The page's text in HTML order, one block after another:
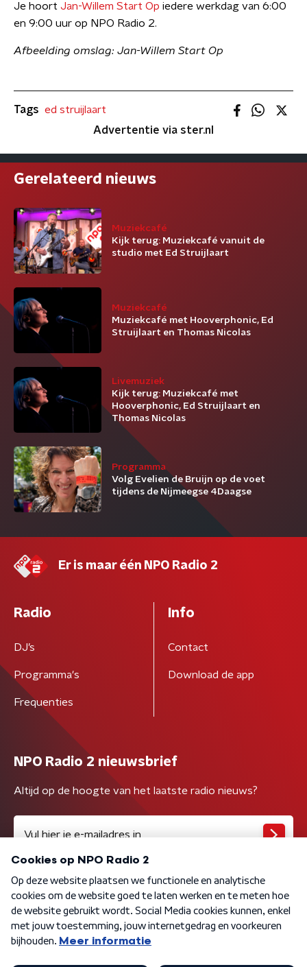
Je hoort Jan-Willem Start Op iedere werkdag van 6:00
en 9:00 uur op NPO Radio 2.
Afbeelding omslag: Jan-Willem Start Op
Tags ed struijlaart
Advertentie via ster.nl
Gerelateerd nieuws
Muziekcafé
Kijk terug: Muziekcafé vanuit de
studio met Ed Struijlaart
Muziekcafé
Muziekcafé met Hooverphonic, Ed
Struijlaart en Thomas Nicolas
Livemuziek
Kijk terug: Muziekcafé met
Hooverphonic, Ed Struijlaart en
Thomas Nicolas
Programma
Volg Evelien de Bruijn op de voet
tijdens de Nijmeegse 4Daagse
Er is maar één NPO Radio 2
Radio
DJ’s
Programma's
Frequenties
Info
Contact
Download de app
NPO Radio 2 nieuwsbrief
Altijd op de hoogte van het laatste radio nieuws?
Algemene voorwaarden